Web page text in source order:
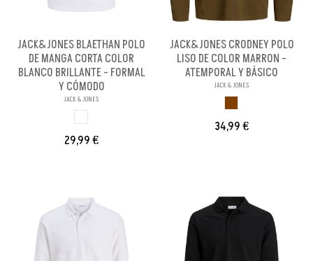
JACK&JONES BLAETHAN POLO
DE MANGA CORTA COLOR
BLANCO BRILLANTE - FORMAL
Y CÓMODO
JACK & JONES
29,99 €
JACK&JONES CRODNEY POLO
LISO DE COLOR MARRON -
ATEMPORAL Y BÁSICO
JACK & JONES
34,99 €